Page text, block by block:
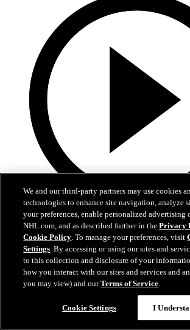
1:39
Lo mejor del desfile de campeones
Echen un vistazo a los mejores momentos de
la Stanley Cup de los Hurricanes
We and our third-party partners may use cookies
technologies to enhance site navigation, analyze
your preferences, enable personalized advertising
NHL.com, and as described further in thePrivacy
Cookie Policy. To manage your preferences, visit
Settings. By accessing or using our sites and
to this collection and disclosure of your
how you interact with our sites and services and
you may view) and ourTerms of Service.
Cookie Settings I